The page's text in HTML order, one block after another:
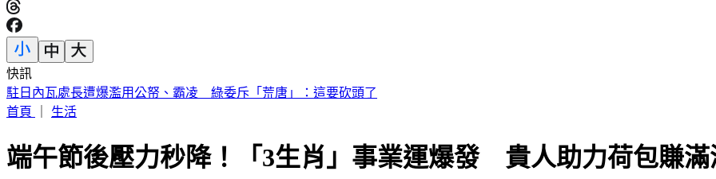
快訊
屏東私立托嬰中心爆重大疏失 3月嬰午睡疑遭悶死
首頁
生活
端午節後壓力秒降！「3生肖」事業運爆發 貴人助力荷包賺滿